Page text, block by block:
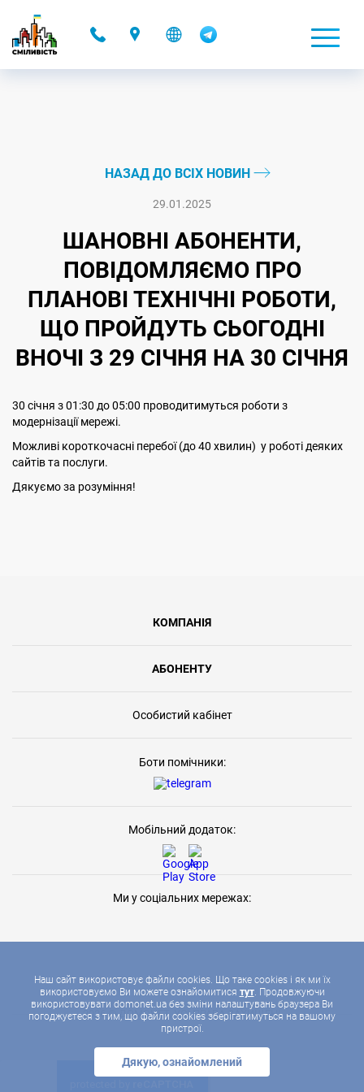
Наш сайт використовує файли cookies. Що таке cookies і як ми їх
використовуємо Ви можете ознайомитися тут. Продовжуючи
використовувати domonet.ua без зміни налаштувань браузера Ви
погоджуєтеся з тим, що файли cookies зберігатимуться на вашому
пристрої.
Дякую, ознайомлений
НАЗАД ДО ВСІХ НОВИН
29.01.2025
ШАНОВНІ АБОНЕНТИ,
ПОВІДОМЛЯЄМО ПРО
ПЛАНОВІ ТЕХНІЧНІ РОБОТИ,
ЩО ПРОЙДУТЬ СЬОГОДНІ
ВНОЧІ З 29 СІЧНЯ НА 30 СІЧНЯ
30 січня з 01:30 до 05:00 проводитимуться роботи з
модернізації мережі.
Можливі короткочасні перебої (до 40 хвилин) у роботі деяких
сайтів та послуги.
Дякуємо за розуміння!
КОМПАНІЯ
АБОНЕНТУ
Особистий кабінет
Боти помічники:
Мобільний додаток:
Ми у соціальних мережах:
2026 © ДОМОНЕТ, УСІ ПРАВА ЗАХИЩЕНІ